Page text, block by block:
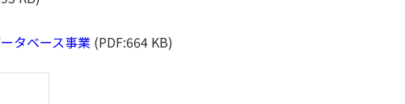
タベース事業 (PDF:664 KB)